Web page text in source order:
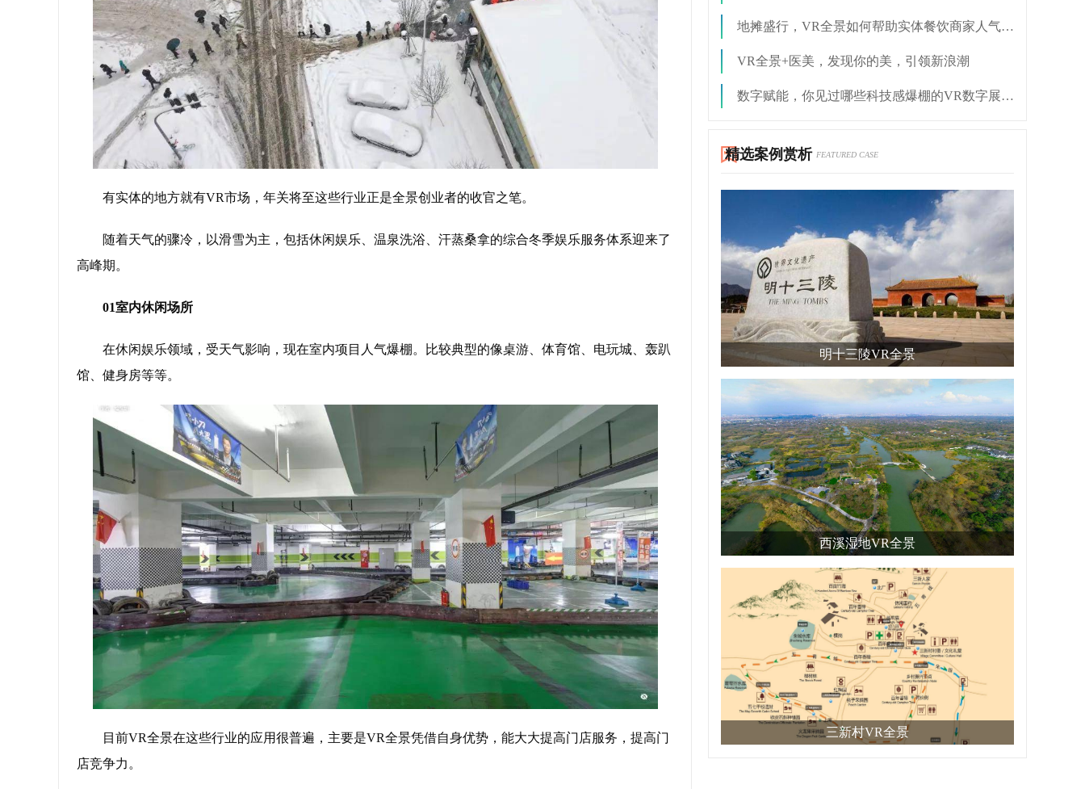
有实体的地方就有VR市场，年关将至这些行业正是全景创业者的收官之笔。
随着天气的骤冷，以滑雪为主，包括休闲娱乐、温泉洗浴、汗蒸桑拿的综合冬季娱乐服务体系迎来了
高峰期。
01室内休闲场所
在休闲娱乐领域，受天气影响，现在室内项目人气爆棚。比较典型的像桌游、体育馆、电玩城、轰趴
馆、健身房等等。
目前VR全景在这些行业的应用很普遍，主要是VR全景凭借自身优势，能大大提高门店服务，提高门
店竞争力。
地摊盛行，VR全景如何帮助实体餐饮商家人气翻倍？
VR全景+医美，发现你的美，引领新浪潮
数字赋能，你见过哪些科技感爆棚的VR数字展厅呢？
精选案例赏析 FEATURED CASE
明十三陵VR全景
西溪湿地VR全景
三新村VR全景